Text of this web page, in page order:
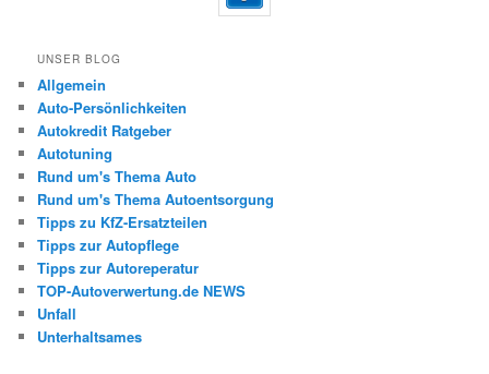
UNSER BLOG
Allgemein
Auto-Persönlichkeiten
Autokredit Ratgeber
Autotuning
Rund um's Thema Auto
Rund um's Thema Autoentsorgung
Tipps zu KfZ-Ersatzteilen
Tipps zur Autopflege
Tipps zur Autoreperatur
TOP-Autoverwertung.de NEWS
Unfall
Unterhaltsames